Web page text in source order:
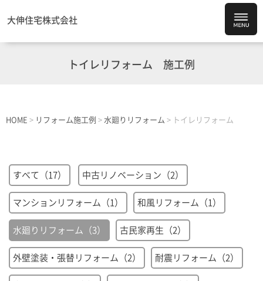
大伸住宅株式会社
トイレリフォーム 施工例
HOME > リフォーム施工例 > 水廻りリフォーム > トイレリフォーム
すべて（17） 中古リノベーション（2）
マンションリフォーム（1） 和風リフォーム（1）
水廻りリフォーム（3） 古民家再生（2）
外壁塗装・張替リフォーム（2） 耐震リフォーム（2）